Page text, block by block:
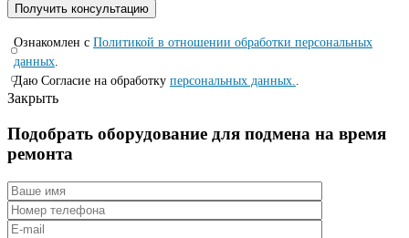
Ознакомлен с Политикой в отношении обработки персональных
данных.
Даю Согласие на обработку персональных данных..
Закрыть
Подобрать оборудование для подмена на время
ремонта